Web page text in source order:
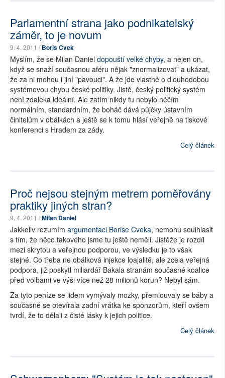
Parlamentní strana jako podnikatelský
záměr, to je novum
9. 4. 2011 /Boris Cvek
Myslím, že se Milan Daniel dopouští velké chyby, a nejen on,
když se snaží současnou aféru nějak "znormalizovat" a ukázat,
že za ni mohou i jiní "pavouci". A že jde vlastně o dlouhodobou
systémovou chybu české politiky. Jistě, český politický systém
není zdaleka ideální. Ale zatím nikdy tu nebylo něčím
normálním, standardním, že boháč dává půjčky ústavním
činitelům v obálkách a ještě se k tomu hlásí veřejně na tiskové
konferenci s Hradem za zády.
Celý článek
Proč nejsou stejným metrem poměřovány
praktiky jiných stran?
9. 4. 2011 /Milan Daniel
Jakkoliv rozumím argumentaci Borise Cveka, nemohu souihlasit
s tím, že něco takového jsme tu ještě neměli. Jistěže je rozdíl
mezi skrytou a veřejnou podporou, ve výsledku je to však
stejné. Co třeba ne obálková injekce loajalitě, ale zcela veřejná
podpora, již poskytl miliardář Bakala stranám současné koalice
před volbami ve výši více než 28 milionů korun? Nebyl sám.
Za tyto peníze se lidem vymývaly mozky, přemlouvaly se báby a
současně se otevírala zadní vrátka ke sponzorům, kteří ovšem
tvrdí, že to dělali z čisté lásky k jejich politice.
Celý článek